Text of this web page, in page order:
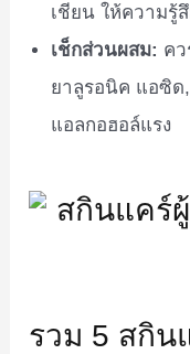
เชียน ให้ความรู้
เช็กส่วนผสม: ค
ยาลูรอนิค แอซิด,
แอลกอฮอล์แรง
รวม 5 สกิน